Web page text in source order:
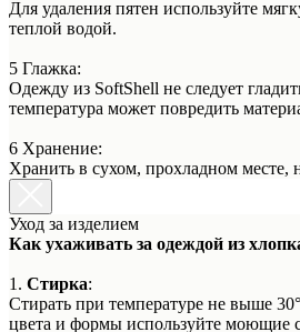
Для удаления пятен используйте
теплой водой.
5 Глажка:
Одежду из SoftShell не следует
температура может повредить
6 Хранение:
Хранить в сухом, прохладном месте,
Уход за изделием
Как ухаживать за одеждой из
1. Стирка:
Стирать при температуре не выше
цвета и формы используйте моющие